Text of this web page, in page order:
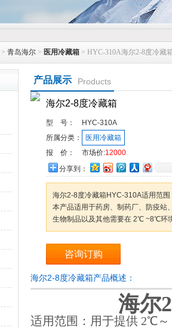
> 青岛海尔 > 医用冷藏箱 > HYC-310A海尔2-8度冷藏
产品展示 Products
海尔2-8度冷藏箱
型 号：
HYC-310A
所属分类：
医用冷藏箱
报 价：
市场价:12000
分享到：
海尔2-8度冷藏箱HYC-310A适用范
本产品适用于药房、制药厂、防疫站
生物制品以及其他需要在 2℃ ~8℃环
咨询订购
海尔2-8度冷藏箱产品概述：
海尔
适用范围：用于提供 2℃～